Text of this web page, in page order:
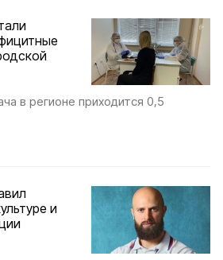
в регионе приходится 0,5
и